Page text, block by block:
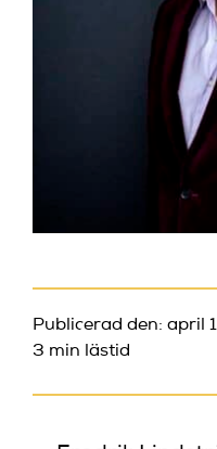
Publicerad den: april
3 min lästid